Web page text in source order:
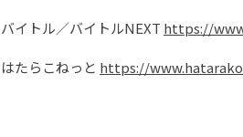
バイトル／バイトルNEXT https://
はたらこねっと https://